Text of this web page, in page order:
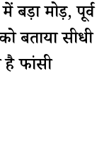
बड़ा मोड़, पूर्व
बताया सीधी
है फांसी